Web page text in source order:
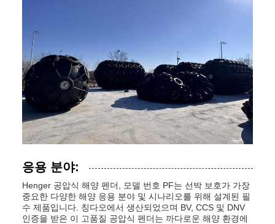
응용 분야:
Henger 공압식 해양 펜더, 모델 번호 PF는 선박 보호가 가장
중요한 다양한 해양 응용 분야 및 시나리오를 위해 설계된 필
수 제품입니다. 칭다오에서 생산되었으며 BV, CCS 및 DNV
인증을 받은 이 고품질 공압식 펜더는 까다로운 해양 환경에